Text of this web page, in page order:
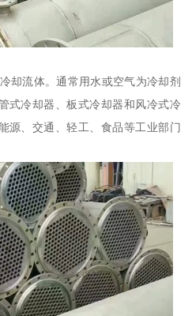
却流体。通常用水或空气为冷却剂
式冷却器、板式冷却器和风冷式冷
源、交通、轻工、食品等工业部门